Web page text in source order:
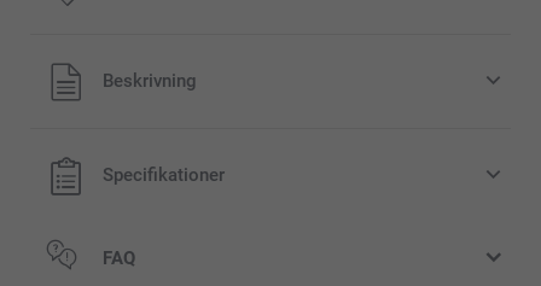
Alla priser är i svenska kronor (SEK), inklusive moms och
exklusive porto.
Beskrivning
Specifikationer
FAQ